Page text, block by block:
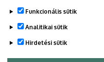
Funkcionális sütik
Analitikai sütik
Hirdetési sütik